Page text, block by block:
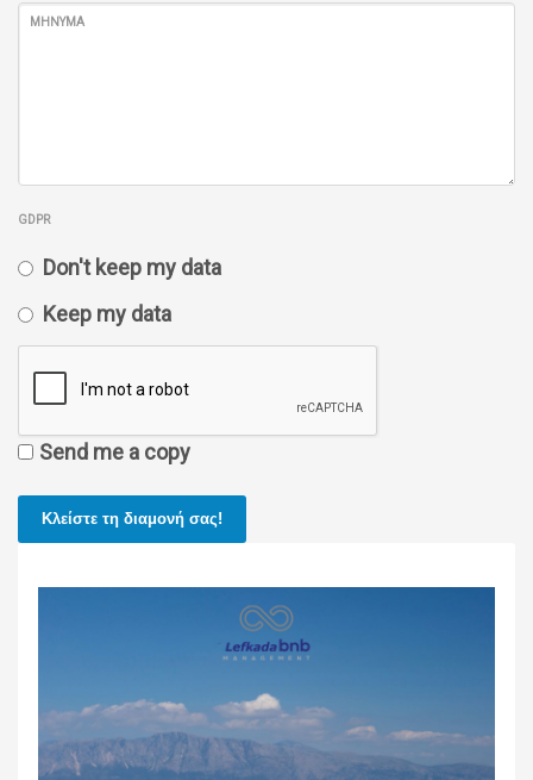
ΜΉΝΥΜΑ
GDPR
Don't keep my data
Keep my data
Send me a copy
Κλείστε τη διαμονή σας!